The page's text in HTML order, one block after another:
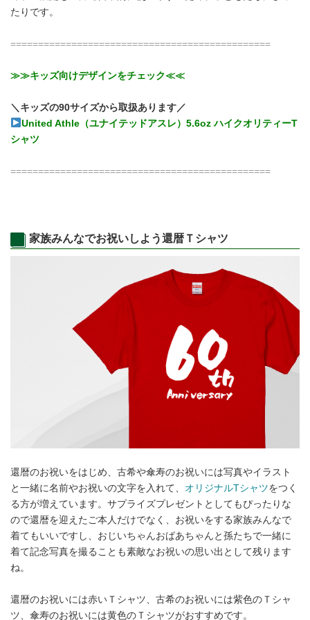
たりです。
===============================================
≫≫キッズ向けデザインをチェック≪≪
＼キッズの90サイズから取扱あります／
United Athle（ユナイテッドアスレ）5.6oz ハイクオリティーT
シャツ
===============================================
家族みんなでお祝いしよう還暦Ｔシャツ
還暦のお祝いをはじめ、古希や傘寿のお祝いには写真やイラスト
と一緒に名前やお祝いの文字を入れて、 オリジナルTシャツをつく
る方が増えています。サプライズプレゼントとしてもぴったりな
ので還暦を迎えたご本人だけでなく、お祝いをする家族みんなで
着てもいいですし、おじいちゃんおばあちゃんと孫たちで一緒に
着て記念写真を撮ることも素敵なお祝いの思い出として残ります
ね。
還暦のお祝いには赤いＴシャツ、古希のお祝いには紫色のＴシャ
ツ、傘寿のお祝いには黄色のＴシャツがおすすめです。